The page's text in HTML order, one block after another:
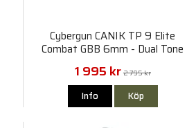
Cybergun CANIK TP 9 Elite
Combat GBB 6mm - Dual Tone
1 995 kr 2 795 kr
Info Köp